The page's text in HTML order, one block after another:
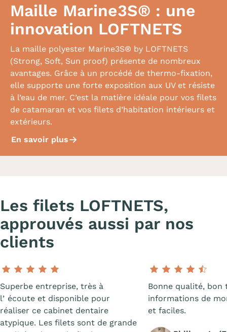
Maille Marine3S® : une
innovation LOFTNETS
La maille polyester Marine3S® by LOFTNETS
(Strong, Soft, Sun proof) présente de nombreux
avantages. Grâce à un procédé de thermo-fixation,
elle supporte une forte exposition aux UV et résiste
à l’eau de mer. C’est la matière idéale pour vos filets
de catamaran et vos filets d’habitation intérieurs et
extérieurs.
En savoir plus
Les filets LOFTNETS,
approuvés aussi par nos
clients
Superbe entreprise, très à
lʼécoute et disponible pour
réaliser ce cabinet dentaire
atypique. Les filets sont de grande
Bonne qualité, bon
informations de
et faciles.